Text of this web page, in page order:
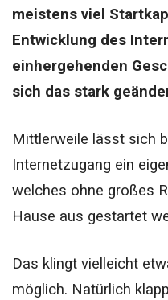
meistens viel
Entwicklung des
einhergehenden
sich das stark
Mittlerweile lässt sich
Internetzugang ein
welches ohne großes
Hause aus gestartet
Das klingt vielleicht
möglich. Natürlich